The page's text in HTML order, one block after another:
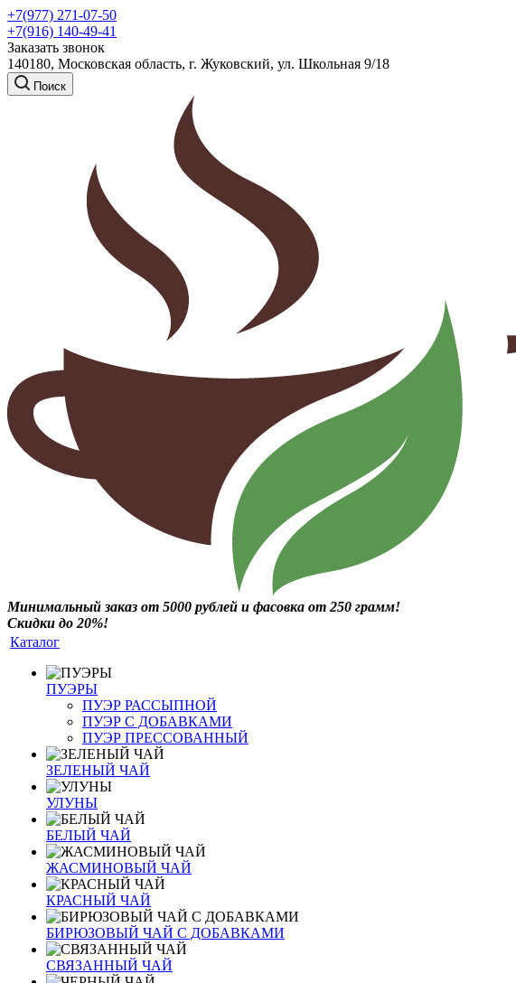
+7(977) 271-07-50
+7(916) 140-49-41
Заказать звонок
140180, Московская область, г. Жуковский, ул. Школьная 9/18
Поиск
Минимальный заказ от 5000 рублей и фасовка от 250 грамм!
Скидки до 20%!
Каталог
ПУЭРЫ
ПУЭР РАССЫПНОЙ
ПУЭР С ДОБАВКАМИ
ПУЭР ПРЕССОВАННЫЙ
ЗЕЛЕНЫЙ ЧАЙ
УЛУНЫ
БЕЛЫЙ ЧАЙ
ЖАСМИНОВЫЙ ЧАЙ
КРАСНЫЙ ЧАЙ
БИРЮЗОВЫЙ ЧАЙ С ДОБАВКАМИ
СВЯЗАННЫЙ ЧАЙ